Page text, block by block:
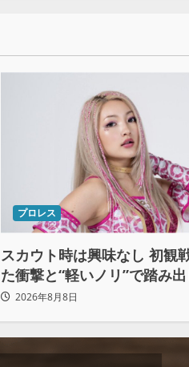
プロレス
スカウト時は興味なし 初観
た衝撃と“軽いノリ”で踏み
ロレスへの道
2026年8月8日